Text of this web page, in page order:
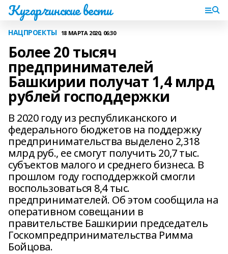
Кугарчинские вести
НАЦПРОЕКТЫ 18 МАРТА 2020, 06:30
Более 20 тысяч
предпринимателей
Башкирии получат 1,4 млрд
рублей господдержки
В 2020 году из республиканского и
федерального бюджетов на поддержку
предпринимательства выделено 2,318
млрд руб., ее смогут получить 20,7 тыс.
субъектов малого и среднего бизнеса. В
прошлом году господдержкой смогли
воспользоваться 8,4 тыс.
предпринимателей. Об этом сообщила на
оперативном совещании в
правительстве Башкирии председатель
Госкомпредпринимательства Римма
Бойцова.